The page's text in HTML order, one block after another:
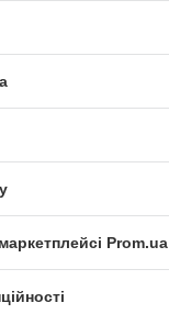
Prom.ua